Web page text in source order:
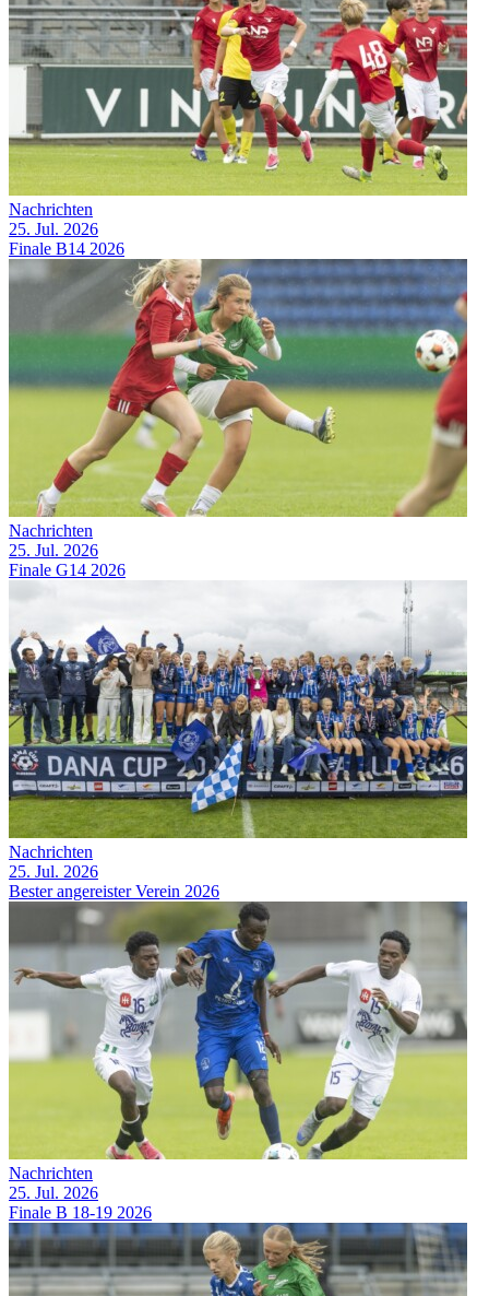
Nachrichten
25. Jul. 2026
Finale B14 2026
Nachrichten
25. Jul. 2026
Finale G14 2026
Nachrichten
25. Jul. 2026
Bester angereister Verein 2026
Nachrichten
25. Jul. 2026
Finale B 18-19 2026